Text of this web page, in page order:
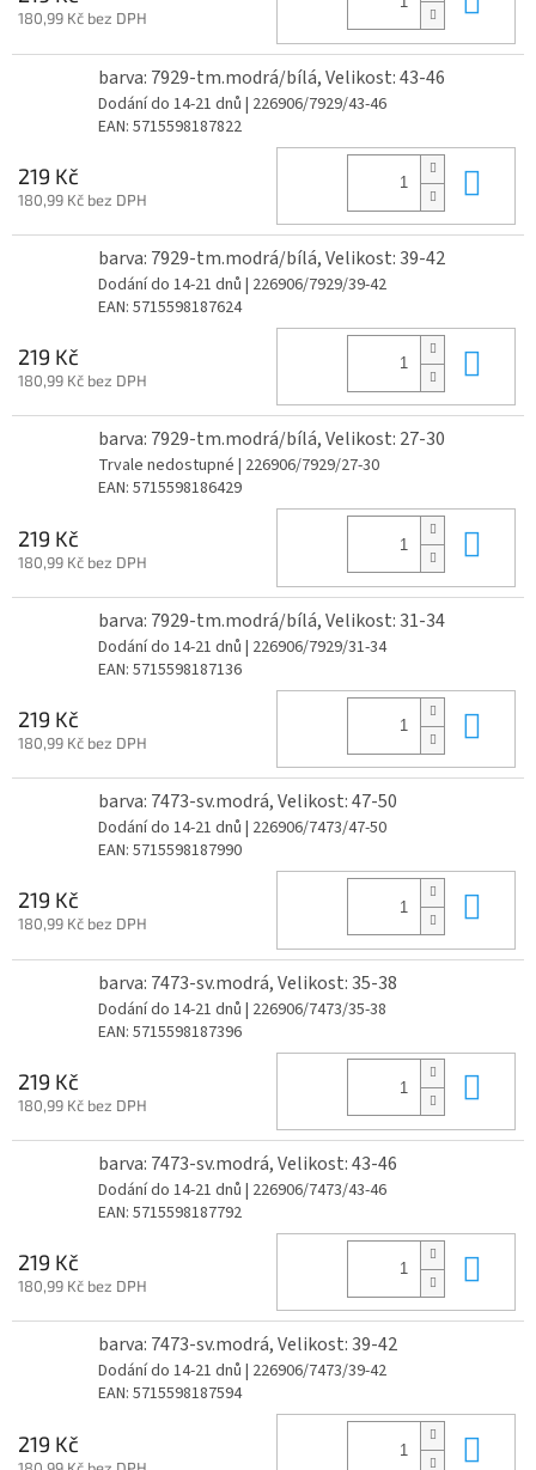
180,99 Kč bez DPH
barva: 7929-tm.modrá/bílá, Velikost: 43-46
Dodání do 14-21 dnů | 226906/7929/43-46
EAN: 5715598187822
219 Kč
180,99 Kč bez DPH
barva: 7929-tm.modrá/bílá, Velikost: 39-42
Dodání do 14-21 dnů | 226906/7929/39-42
EAN: 5715598187624
219 Kč
180,99 Kč bez DPH
barva: 7929-tm.modrá/bílá, Velikost: 27-30
Trvale nedostupné | 226906/7929/27-30
EAN: 5715598186429
219 Kč
180,99 Kč bez DPH
barva: 7929-tm.modrá/bílá, Velikost: 31-34
Dodání do 14-21 dnů | 226906/7929/31-34
EAN: 5715598187136
219 Kč
180,99 Kč bez DPH
barva: 7473-sv.modrá, Velikost: 47-50
Dodání do 14-21 dnů | 226906/7473/47-50
EAN: 5715598187990
219 Kč
180,99 Kč bez DPH
barva: 7473-sv.modrá, Velikost: 35-38
Dodání do 14-21 dnů | 226906/7473/35-38
EAN: 5715598187396
219 Kč
180,99 Kč bez DPH
barva: 7473-sv.modrá, Velikost: 43-46
Dodání do 14-21 dnů | 226906/7473/43-46
EAN: 5715598187792
219 Kč
180,99 Kč bez DPH
barva: 7473-sv.modrá, Velikost: 39-42
Dodání do 14-21 dnů | 226906/7473/39-42
EAN: 5715598187594
219 Kč